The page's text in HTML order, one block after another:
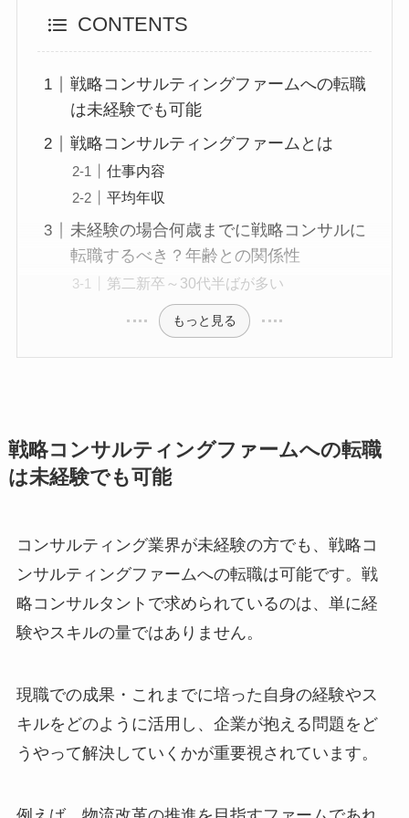
CONTENTS
戦略コンサルティングファームへの転職
は未経験でも可能
戦略コンサルティングファームとは
仕事内容
平均年収
未経験の場合何歳までに戦略コンサルに
転職するべき？年齢との関係性
第二新卒～30代半ばが多い
もっと見る
戦略コンサルティングファームへの転職
は未経験でも可能
コンサルティング業界が未経験の方でも、戦略コ
ンサルティングファームへの転職は可能です。戦
略コンサルタントで求められているのは、単に経
験やスキルの量ではありません。
現職での成果・これまでに培った自身の経験やス
キルをどのように活用し、企業が抱える問題をど
うやって解決していくかが重要視されています。